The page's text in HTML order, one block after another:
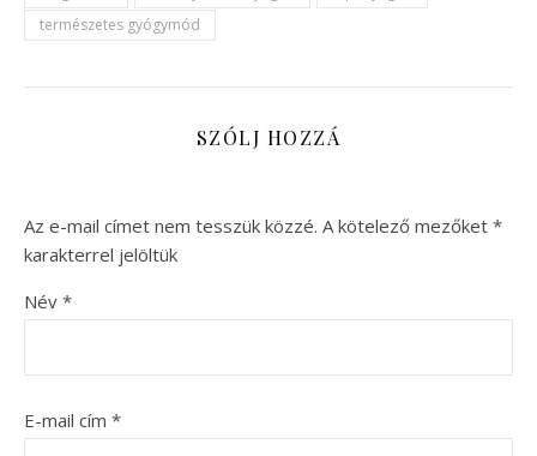
természetes gyógymód
SZÓLJ HOZZÁ
Az e-mail címet nem tesszük közzé. A kötelező mezőket *
karakterrel jelöltük
Név *
E-mail cím *